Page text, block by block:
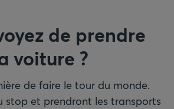
de prendre
voiture ?
de faire le tour du monde.
stop et prendront les transports